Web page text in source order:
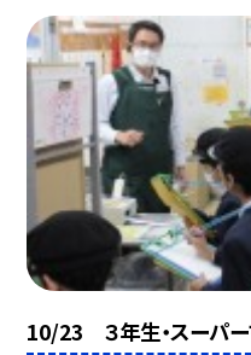
10/23 ３年生・スーパー